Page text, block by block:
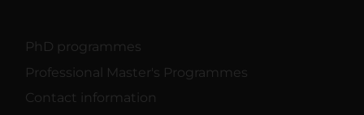
PhD programmes
Professional Master's Programmes
Contact information